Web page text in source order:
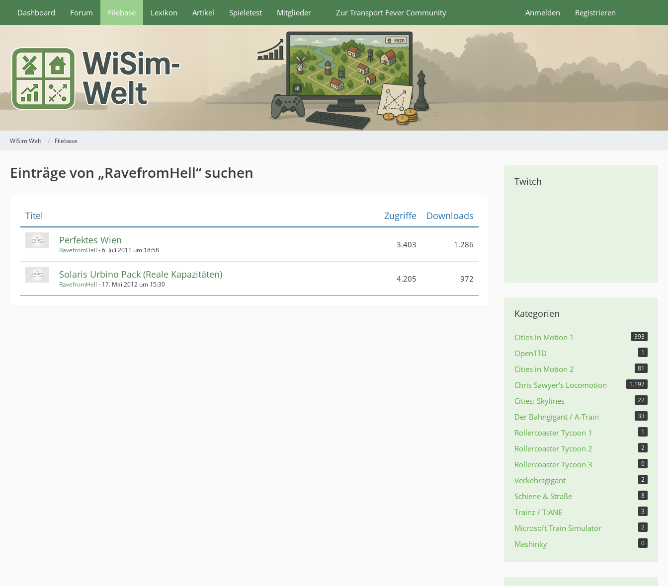
Dashboard Forum Filebase Lexikon Artikel Spieletest Mitglieder Zur Transport Fever Community Anmelden Registrieren
WiSim Welt Filebase
Einträge von „RavefromHell“ suchen
Titel Zugriffe Downloads
Perfektes Wien
RavefromHell -6. Juli 2011 um 18:58
3.403 1.286
Solaris Urbino Pack (Reale Kapazitäten)
RavefromHell - 17. Mai 2012 um 15:30
4.205 972
Twitch
Kategorien
Cities in Motion 1 393
OpenTTD 1
Cities in Motion 2 81
Chris Sawyer's Locomotion 1.197
Cities: Skylines 22
Der Bahngigant / A-Train 33
Rollercoaster Tycoon 1 1
Rollercoaster Tycoon 2 2
Rollercoaster Tycoon 3 0
Verkehrsgigant 2
Schiene & Straße 8
Trainz / T:ANE 3
Microsoft Train Simulator 2
Mashinky 0